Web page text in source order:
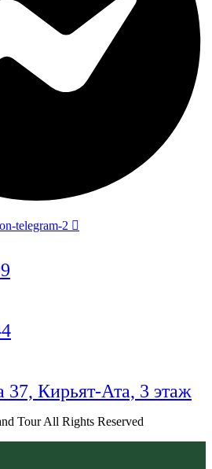
telegram-2
Кирьят-Ата, 3 этаж
Tour All Rights Reserved